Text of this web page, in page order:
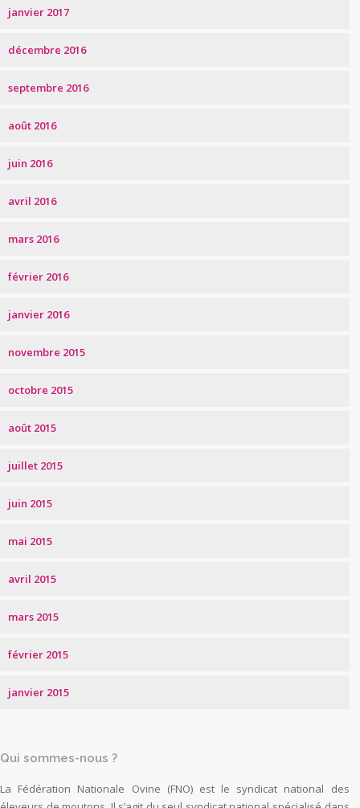
janvier 2017
décembre 2016
septembre 2016
août 2016
juin 2016
avril 2016
mars 2016
février 2016
janvier 2016
novembre 2015
octobre 2015
août 2015
juillet 2015
juin 2015
mai 2015
avril 2015
mars 2015
février 2015
janvier 2015
Qui sommes-nous ?
La Fédération Nationale Ovine (FNO) est le syndicat national des